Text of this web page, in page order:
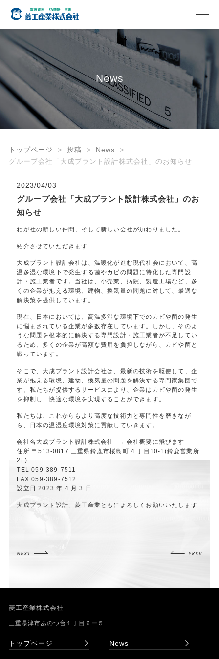
News
トップページ 投稿
News
グループ会社「大成プラント設計株式会社」のお知らせ
2023/04/03
グループ会社「大成プラント設計株式会社」のお
知らせ
わが社の新しい仲間、そして新しい会社が加わりました。
紹介させていただきます
大成プラント設計会社は、温暖化が進む現代社会において、高
温多湿な環境下で発生する菌やカビの問題に特化した専門設
計・施工業者です。当社は、小売業、病院、製造工場など、多
くの企業が抱える環境、建物、換気量の問題に対して、最適な
解決策を提供しています。
現在、日本においては、高温多湿な環境下でのカビや菌の発生
に悩まされている企業が多数存在しています。しかし、そのよ
うな問題を根本的に解決する専門設計・施工業者が不足してい
るため、多くの企業が高額な費用を負担しながら、カビや菌と
戦っています。
そこで、大成プラント設計会社は、最新の技術を駆使して、企
業が抱える環境、建物、換気量の問題を解決する専門家集団で
す。私たちが提供するサービスにより、企業はカビや菌の発生
を抑制し、快適な環境を実現することができます。
私たちは、これからもより高度な技術力と専門性を磨きなが
ら、日本の温湿度環境対策に貢献していきます。
会社名 大成プラント設計株式会社
←会社概要に飛びます
住所 〒513-0817 三重県鈴鹿市桜島町 4 丁目10-1(鈴鹿営業所
2F)
TEL 059-389-7511
FAX 059-389-7512
設立日 2023 年 4 月 3 日
大成プラント設計、菱工産業ともによろしくお願いいたします
NEXT PREV
菱工産業株式会社
三重県津市あのつ台１丁目６ー５
トップページ News